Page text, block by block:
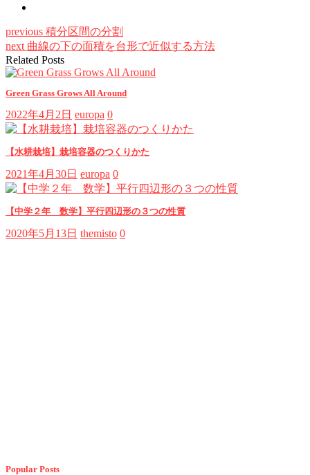
previous 積分区間の分割
next 曲線の下の面積を台形で近似する方法
Related Posts
Green Grass Grows All Around
2022年4月2日 europa 0
【水耕栽培】栽培容器のつくりかた
2021年4月30日 europa 0
【中学２年 数学】平行四辺形の３つの性質
2020年5月13日 themisto 0
Popular Posts